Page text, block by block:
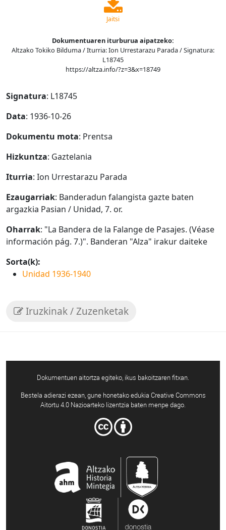
Jaitsi
Dokumentuaren iturburua aipatzeko:
Altzako Tokiko Bilduma / Iturria: Ion Urrestarazu Parada / Signatura:
L18745
https://altza.info/?z=3&x=18749
Signatura: L18745
Data: 1936-10-26
Dokumentu mota: Prentsa
Hizkuntza: Gaztelania
Iturria: Ion Urrestarazu Parada
Ezaugarriak: Banderadun falangista gazte baten
argazkia Pasian / Unidad, 7. or.
Oharrak: "La Bandera de la Falange de Pasajes. (Véase
información pág. 7.)". Banderan "Alza" irakur daiteke
Sorta(k):
Unidad 1936-1940
Iruzkinak / Zuzenketak
Dokumentuen aitortza egiteko, ikus bakoitzaren fitxan.
Bestela adierazi ezean, gune honetako edukia Creative Commons
Aitortu 4.0 Nazioarteko lizentzia baten menpe dago.